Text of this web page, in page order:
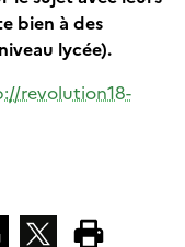
bien à des
lycée).
revolution18-